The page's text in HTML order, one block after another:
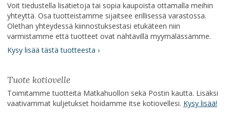
Voit tiedustella lisätietoja tai sopia kaupoista ottamalla meihin
yhteyttä. Osa tuotteistamme sijaitsee erillisessä varastossa.
Olethan yhteydessä kiinnostuksestasi etukäteen niin
varmistamme että tuotteet ovat nähtävillä myymälässämme.
Kysy lisää tästä tuotteesta ›
Tuote kotiovelle
Toimitamme tuotteita Matkahuollon sekä Postin kautta. Lisäksi
vaativammat kuljetukset hoidamme itse kotiovellesi. Kysy lisää!